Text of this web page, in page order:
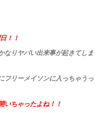
！！
なりヤバい出来事が起きてしま
フリーメイソンに入っちゃうっ
いちゃったよね！！